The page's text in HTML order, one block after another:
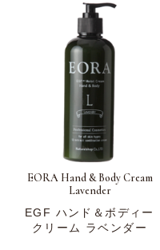
EORA Hand & Body Cream
Lavender
EGF ハンド＆ボディー
クリーム ラベンダー